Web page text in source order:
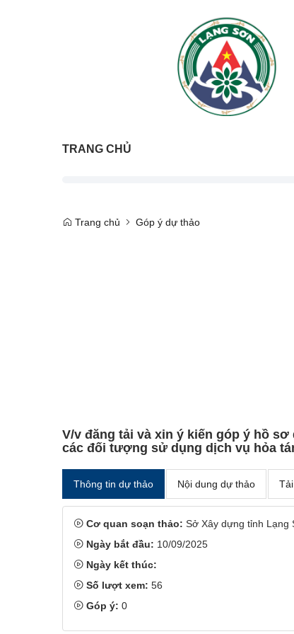
TRANG CHỦ
Trang chủ Góp ý dự thảo
V/v đăng tải và xin ý kiến góp ý hồ
các đối tượng sử dụng dịch vụ hỏa
Thông tin dự thảo Nội dung dự thảo
Cơ quan soạn thảo: Sở Xây dựng tỉnh Lạng
Ngày bắt đầu: 10/09/2025
Ngày kết thúc:
Số lượt xem: 56
Góp ý: 0